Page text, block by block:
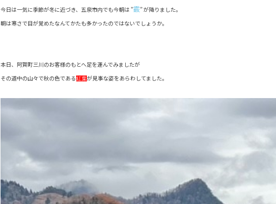
今日は一気に季節が冬に近づき、五泉市内でも今朝は ”霰” が降りました。
朝は寒さで目が覚めたなんてかたも多かったのではないでしょうか。
本日、阿賀町三川のお客様のもとへ足を運んでみましたが
その道中の山々で秋の色である紅葉が見事な姿をあらわしてました。